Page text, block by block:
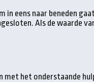
in eens naar beneden
Als de waarde
met het onderstaande